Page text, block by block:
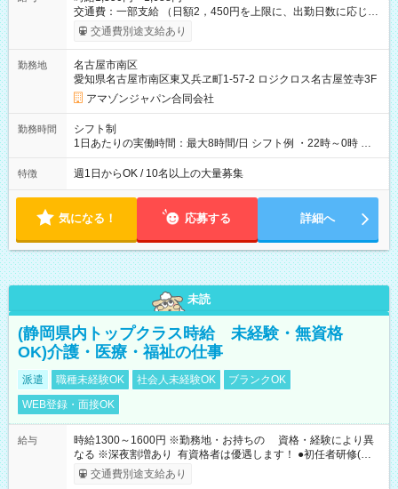
交通費：一部支給 （日額2，450円を上限に、出勤日数に応じて
実費支給） ※22:00～翌5:00までは時給25%UP！ ■給与前払い
制度あり ※前払い額の上限あり、手数料無料（Amazon負担）
交通費別途支給あり
勤務地
名古屋市南区
愛知県名古屋市南区東又兵ヱ町1-57-2 ロジクロス名古屋笠寺3F
アマゾンジャパン合同会社
勤務時間
シフト制
1日あたりの実働時間：最大8時間/日 シフト例 ・22時～0時 入
社後、就業可能シフトをご確認の上、申請してください。
特徴 週1日からOK / 10名以上の大量募集
気になる！ 応募する 詳細へ
未読
(静岡県内トップクラス時給 未経験・無資格
OK)介護・医療・福祉の仕事
派遣 職種未経験OK 社会人未経験OK
ブランクOK
WEB登録・面接OK
給与
時給1300～1600円 ※勤務地・お持ちの 資格・経験により異
なる ※深夜割増あり 有資格者は優遇します！ ●初任者研修(ヘル
パー2級) ：時給1400円以上 ●看護師 ：時給2000円以上
交通費別途支給あり